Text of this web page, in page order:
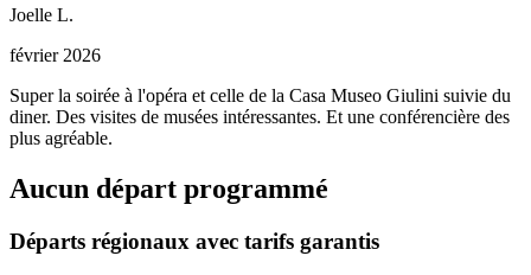
Joelle L.
février 2026
Super la soirée à l'opéra et celle de la Casa Museo Giulini suivie du
diner. Des visites de musées intéressantes. Et une conférencière des
plus agréable.
Aucun départ programmé
Départs régionaux avec tarifs garantis